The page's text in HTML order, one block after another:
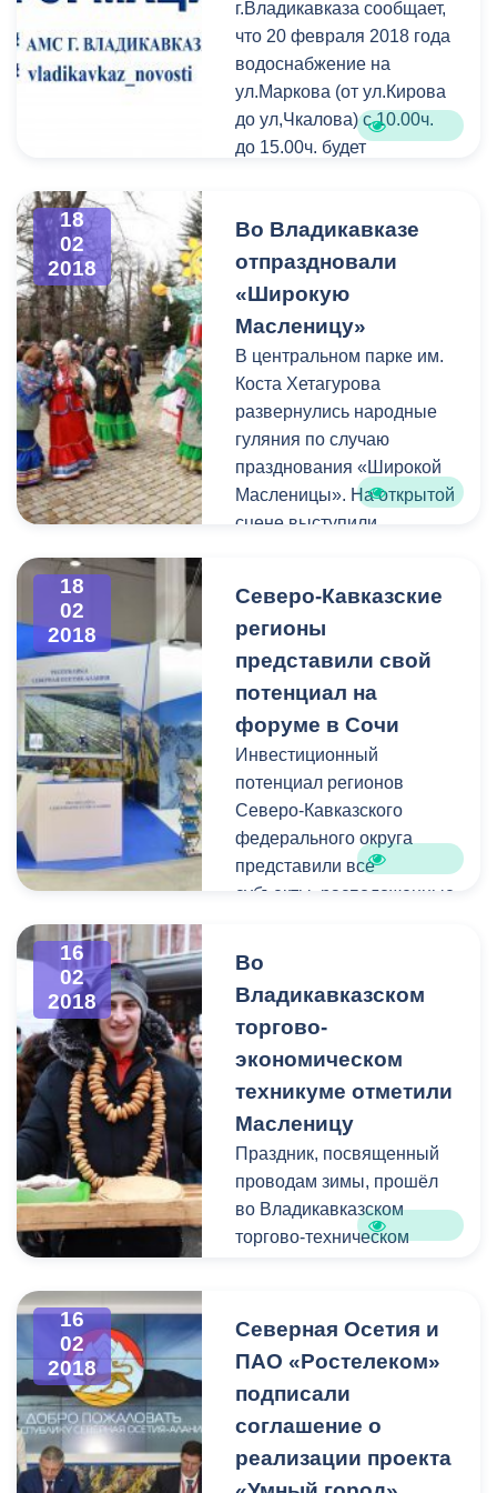
минувшую неделю было
выписано порядка 500
протоколов для
последующего демонтажа
незаконно установленных
объектов.
г.Владикавказа сообщает,
что 20 февраля 2018 года
водоснабжение на
ул.Маркова (от ул.Кирова
до ул,Чкалова) с 10.00ч.
до 15.00ч. будет
проведения ремонтных
работ.
18
02
2018
Во Владикавказе
отпраздновали
«Широкую
Масленицу»
В центральном парке им.
Коста Хетагурова
развернулись народные
гуляния по случаю
празднования «Широкой
Масленицы». На открытой
сцене выступили
было разыграно
множество
театрализованных
представлений.
18
02
2018
Северо-Кавказские
регионы
представили свой
потенциал на
форуме в Сочи
Инвестиционный
потенциал регионов
Северо-Кавказского
федерального округа
представили все
субъекты, расположенные
развитию
межрегионального
сотрудничества.
16
02
2018
Во
Владикавказском
торгово-
экономическом
техникуме отметили
Масленицу
Праздник, посвященный
проводам зимы, прошёл
во Владикавказском
торгово-техническом
мероприятии приняли
самоуправления
г.Владикавказа Борис
Албегови заместитель
главы Администрации
16
02
2018
Северная Осетия и
ПАО «Ростелеком»
подписали
соглашение о
реализации проекта